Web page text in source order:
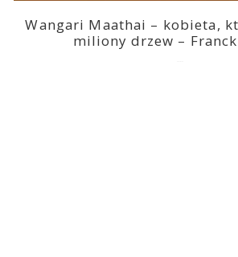
Wangari Maathai – kobieta,
miliony drzew –